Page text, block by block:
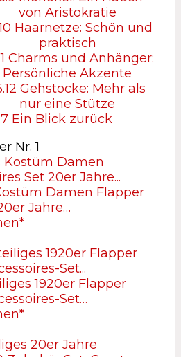
von Aristokratie
Haarnetze: Schön und
praktisch
Charms und Anhänger:
Persönliche Akzente
Gehstöcke: Mehr als
nur eine Stütze
Ein Blick zurück
Nr. 1
Damen Flapper
Jahre…
1920er Flapper
Set…